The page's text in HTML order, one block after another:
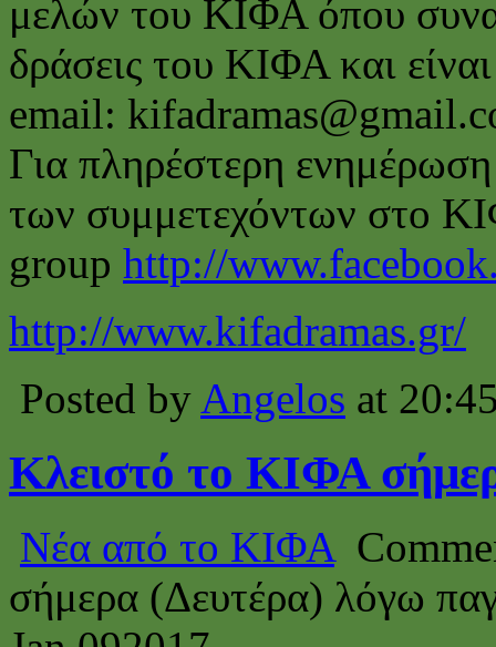
μελών του ΚΙΦΑ όπου
δράσεις του ΚΙΦΑ και
email:
Για πληρέστερη ενημέρωση
των συμμετεχόντων στο
group http://
http://www.kifadramas.gr/
Posted by Angelos at
Κλειστό το ΚΙΦΑ
Νέα από το ΚΙΦΑ
σήμερα (Δευτέρα) λόγω